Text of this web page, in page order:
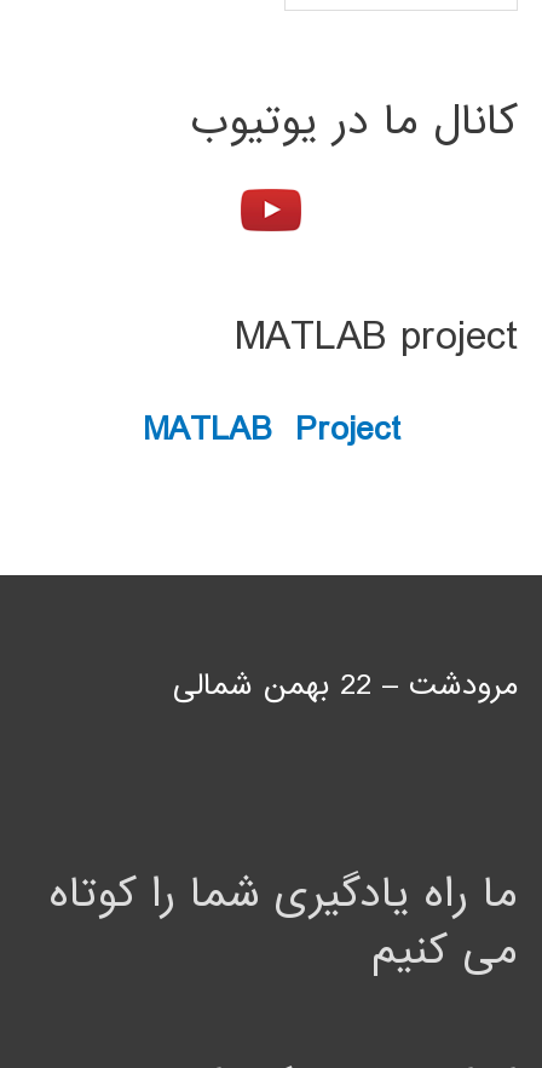
کانال ما در یوتیوب
MATLAB project
MATLAB Project
مرودشت – 22 بهمن شمالی
ما راه یادگیری شما را کوتاه
می کنیم